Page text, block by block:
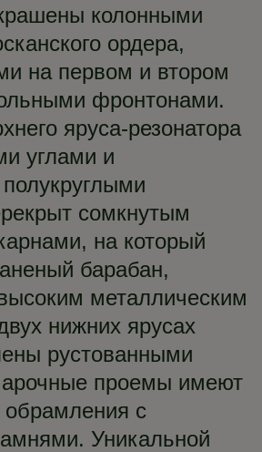
колонными
ордера,
на первом и втором
фронтонами.
яруса-резонатора
углами и
сомкнутым
на который
барабан,
металлическим
нижних ярусах
рустованными
проемы имеют
обрамления с
Уникальной